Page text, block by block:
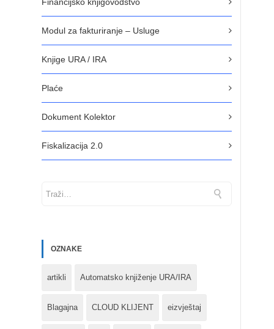
Modul za fakturiranje – Usluge
Knjige URA / IRA
Plaće
Dokument Kolektor
Fiskalizacija 2.0
OZNAKE
artikli Automatsko knjiženje URA/IRA
Blagajna CLOUD KLIJENT eizvještaj